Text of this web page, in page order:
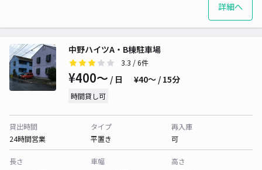
詳細へ
中野ハイツA・B棟駐車場
3.3 / 6件
¥400〜 / 日 ¥40〜 / 15分
時間貸し可
貸出時間
24時間営業
タイプ
平置き
再入庫
可
長さ
車幅
高さ